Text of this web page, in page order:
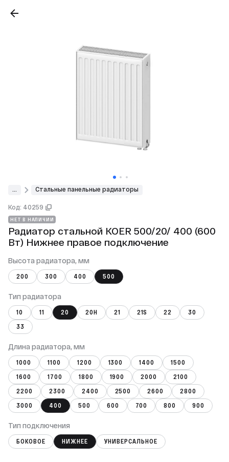
Стальные панельные радиаторы
Код: 40259
НЕТ В НАЛИЧИИ
Радиатор стальной KOER 500/20/ 400 (600
Вт) Нижнее правое подключение
Высота радиатора, мм
200 300 400 500
Тип радиатора
10 11 20 20Н 21 21S 22
30
33
Длина радиатора, мм
1000 1100 1200 1300 1400
1500
1600
1700 1800 1900 2000
2100
2200
2300 2400 2500 2600
2800
3000
400 500 600 700 800 900
Тип подключения
БОКОВОЕ НИЖНЕЕ УНИВЕРСАЛЬНОЕ